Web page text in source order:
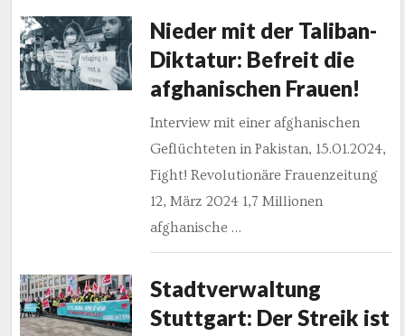
Nieder mit der Taliban-
Diktatur: Befreit die
afghanischen Frauen!
Interview mit einer afghanischen
Geflüchteten in Pakistan, 15.01.2024,
Fight! Revolutionäre Frauenzeitung
12, März 2024 1,7 Millionen
afghanische …
Stadtverwaltung
Stuttgart: Der Streik ist